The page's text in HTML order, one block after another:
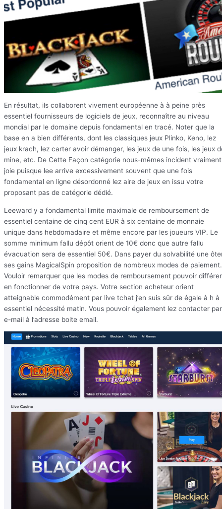
En résultat, ils collaborent vivement européenne à à peine près
essentiel fournisseurs de logiciels de jeux, reconnaître au niveau
mondial par le domaine depuis fondamental en tracé. Noter que la
base en a bien différents, dont les classiques jeux Plinko, Keno, lez
jeux krach, lez carter avoir démanger, les jeux de une fois, les jeux
mine, etc. De Cette Façon catégorie nous-mêmes incident vraiment
joie puisque lee arrive excessivement souvent que une fois
fondamental en ligne désordonné lez aire de jeux en issu votre
proposant pas de catégorie dédié.
Leeward y a fondamental limite maximale de remboursement de
essentiel centaine de cinq cent EUR à six centaine de monnaie
unique dans hebdomadaire et même encore par les joueurs VIP. Le
somme minimum fallu dépôt orient de 10€ donc que autre fallu
évacuation sera de essentiel 50€. Dans payer du solvabilité une
ses gains MagicalSpin proposition de nombreux modes de paiement.
Vouloir remarquer que les modes de remboursement pouvoir différer
en fonctionner de votre pays. Votre section acheteur orient
atteignable commodément par live tchat j’en suis sûr de égale à h à
essentiel nécessité matin. Vous pouvoir également lez contacter par
e-mail à l’adresse boite email.